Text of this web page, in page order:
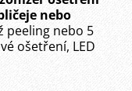
nebo
peeling nebo 5
ošetření, LED